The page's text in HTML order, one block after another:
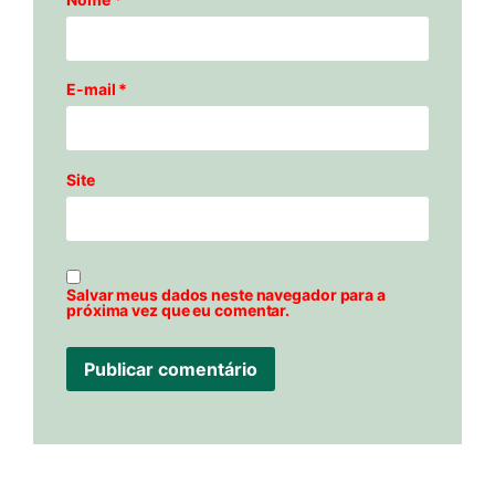
E-mail *
Site
Salvar meus dados neste navegador para a
próxima vez que eu comentar.